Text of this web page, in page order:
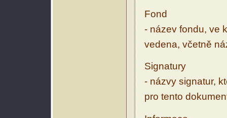
Fond
- název fondu, ve
vedena, včetně
Signatury
- názvy signatur,
pro tento